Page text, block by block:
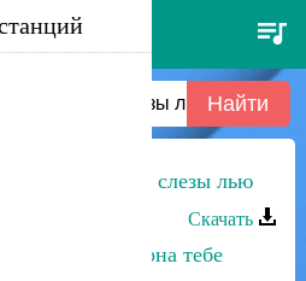
- вновь о
- Вновь о тебе слезы лью
Скачать
- Останусь верна тебе